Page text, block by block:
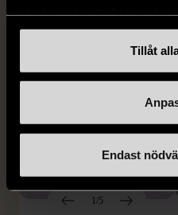
Tillåt
Endast
259 kr
1/5